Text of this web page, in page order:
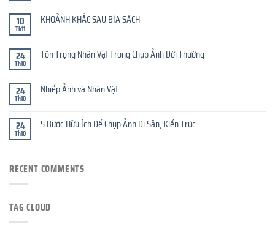
10
Th11
KHOẢNH KHẮC SAU BÌA SÁCH
24
Th10
Tôn Trọng Nhân Vật Trong Chụp Ảnh Đời Thường
24
Th10
Nhiếp Ảnh và Nhân Vật
24
Th10
5 Bước Hữu Ích Để Chụp Ảnh Di Sản, Kiến Trúc
RECENT COMMENTS
TAG CLOUD